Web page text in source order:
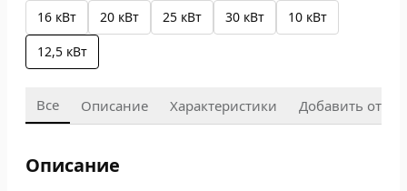
16 кВт 20 кВт 25 кВт 30 кВт
10 кВт
12,5 кВт
Все Описание Характеристики Добавить отзыв
Описание